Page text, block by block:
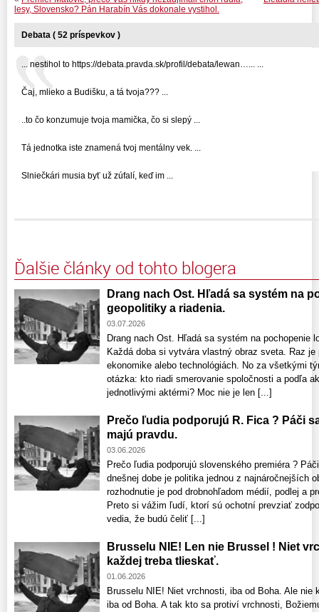
lesy, Slovensko? Pán Harabín Vás dokonale vystihol.
Debata ( 52 príspevkov )
... nestihol to https://debata.pravda.sk/profil/debata/lewan…... ...
Čaj, mlieko a Budišku, a tá tvoja??? ...
..to čo konzumuje tvoja mamička, čo si slepý ...
Tá jednotka iste znamená tvoj mentálny vek. ...
Slniečkári musia byť už zúfalí, keď im ...
Ďalšie články od tohto blogera
Drang nach Ost. Hľadá sa systém na
geopolitiky a riadenia.
03.07.2026
Drang nach Ost. Hľadá sa systém na pochopenie
Každá doba si vytvára vlastný obraz sveta. Raz
ekonomike alebo technológiách. No za všetkými
otázka: kto riadi smerovanie spoločnosti a podľa
jednotlivými aktérmi? Moc nie je len [...]
Prečo ľudia podporujú R. Fica ? Páči
majú pravdu.
03.06.2026
Prečo ľudia podporujú slovenského premiéra ?
dnešnej dobe je politika jednou z najnáročnejších
rozhodnutie je pod drobnohľadom médií, podlej a
Preto si vážim ľudí, ktorí sú ochotní prevziať
vedia, že budú čeliť [...]
Brusselu NIE! Len nie Brussel ! Niet
každej treba tlieskať.
01.06.2026
Brusselu NIE! Niet vrchnosti, iba od Boha. Ale nie
iba od Boha. A tak kto sa protiví vrchnosti,